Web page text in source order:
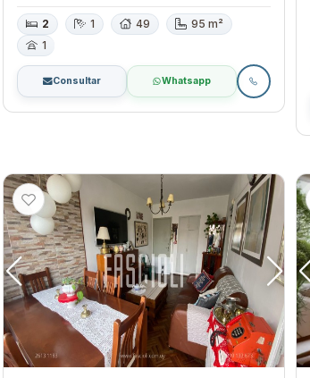
2 1 49
95 m²
1
Consultar Whatsapp